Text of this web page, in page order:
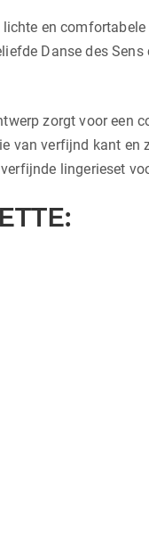
en
Danse des
zorgt voor een
van verfijnd kant en
lingerieset